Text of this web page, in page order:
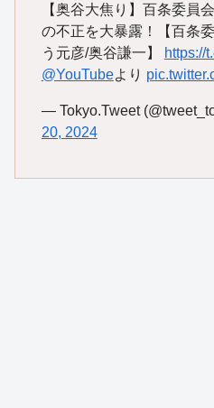
【奥谷大焦り】百条委員
の不正を大暴露！【百条
う元彦/奥谷謙一】
https://
@YouTubeより
— Tokyo.Tweet
20, 2024